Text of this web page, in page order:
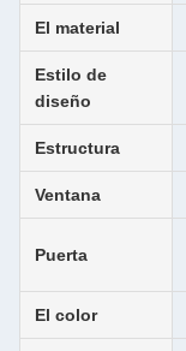
El material
Estilo de
diseño
Estructura
Ventana
Puerta
El color